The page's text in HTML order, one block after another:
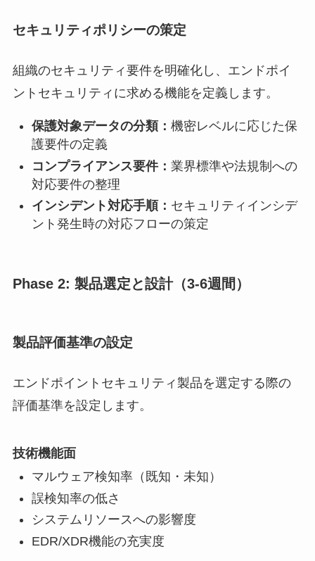
セキュリティポリシーの策定
組織のセキュリティ要件を明確化し、エンドポイ
ントセキュリティに求める機能を定義します。
保護対象データの分類： 機密レベルに応じた保
護要件の定義
コンプライアンス要件： 業界標準や法規制への
対応要件の整理
インシデント対応手順： セキュリティインシデ
ント発生時の対応フローの策定
Phase 2: 製品選定と設計（3-6週間）
製品評価基準の設定
エンドポイントセキュリティ製品を選定する際の
評価基準を設定します。
技術機能面
マルウェア検知率（既知・未知）
誤検知率の低さ
システムリソースへの影響度
EDR/XDR機能の充実度